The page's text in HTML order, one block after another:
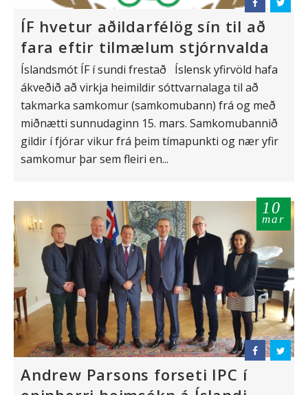
ÍF hvetur aðildarfélög sín til að
fara eftir tilmælum stjórnvalda
Íslandsmót ÍF í sundi frestað Íslensk yfirvöld hafa
ákveðið að virkja heimildir sóttvarnalaga til að
takmarka samkomur (samkomubann) frá og með
miðnætti sunnudaginn 15. mars. Samkomubannið
gildir í fjórar vikur frá þeim tímapunkti og nær yfir
samkomur þar sem fleiri en...
10
mar
Andrew Parsons forseti IPC í